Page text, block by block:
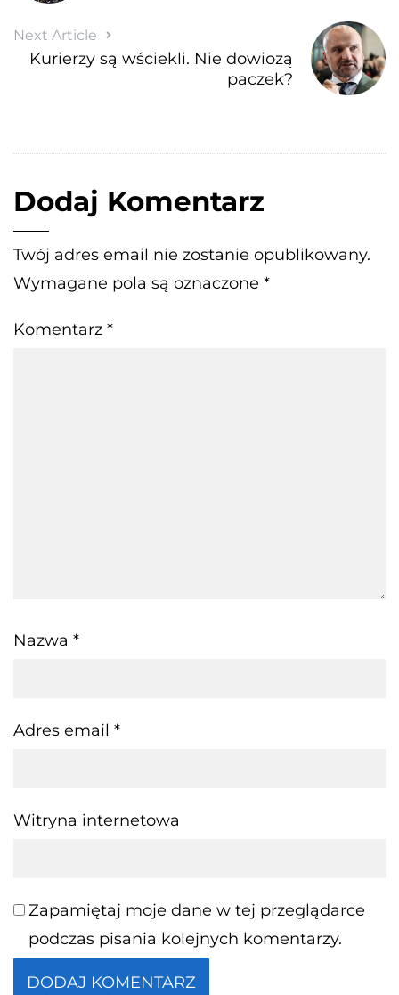
Next Article
Kurierzy są wściekli. Nie dowiozą
paczek?
Dodaj Komentarz
Twój adres email nie zostanie opublikowany.
Wymagane pola są oznaczone *
Komentarz *
Nazwa *
Adres email *
Witryna internetowa
Zapamiętaj moje dane w tej przeglądarce
podczas pisania kolejnych komentarzy.